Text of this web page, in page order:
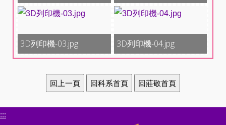
3D列印機-03.jpg 3D列印機-04.jpg
:::